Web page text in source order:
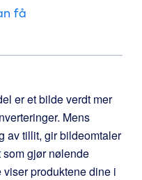
få
er et bilde verdt mer
Mens
av tillit, gir bildeomtaler
gjør nølende
produktene dine i